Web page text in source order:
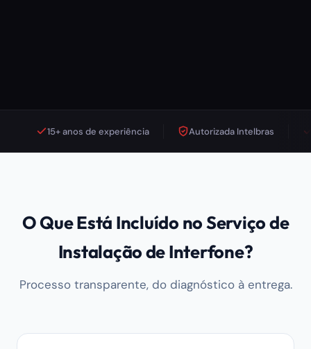
15+ anos de experiência Autorizada Intelbras
O Que Está Incluído no Serviço de
Instalação de Interfone?
Processo transparente, do diagnóstico à entrega.